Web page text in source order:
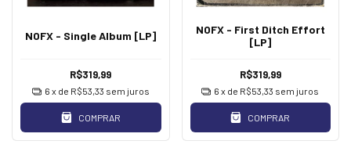
NOFX - Single Album [LP]
R$319,99
6 x de R$53,33 sem juros
COMPRAR
NOFX - First Ditch Effort
[LP]
R$319,99
6 x de R$53,33 sem juros
COMPRAR